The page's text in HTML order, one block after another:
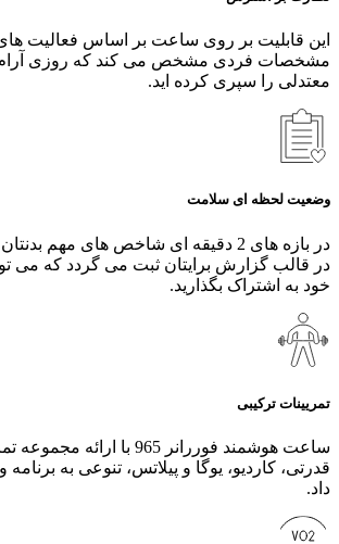
این قابلیت بر روی ساعت بر اساس فعالیت
مشخصات فردی مشخص می کند که روزی آرام
معتدلی را سپری کرده اید.
وضعیت لحظه ای سلامت
در بازه های 2 دقیقه ای شاخص های مهم
در قالب گزارش برایتان ثبت می گردد که می
خود به اشتراک بگذارید.
تمریینات ترکیبی
قدرتی، کاردیو، یوگا و پیلاتس، تنوعی به
داد.